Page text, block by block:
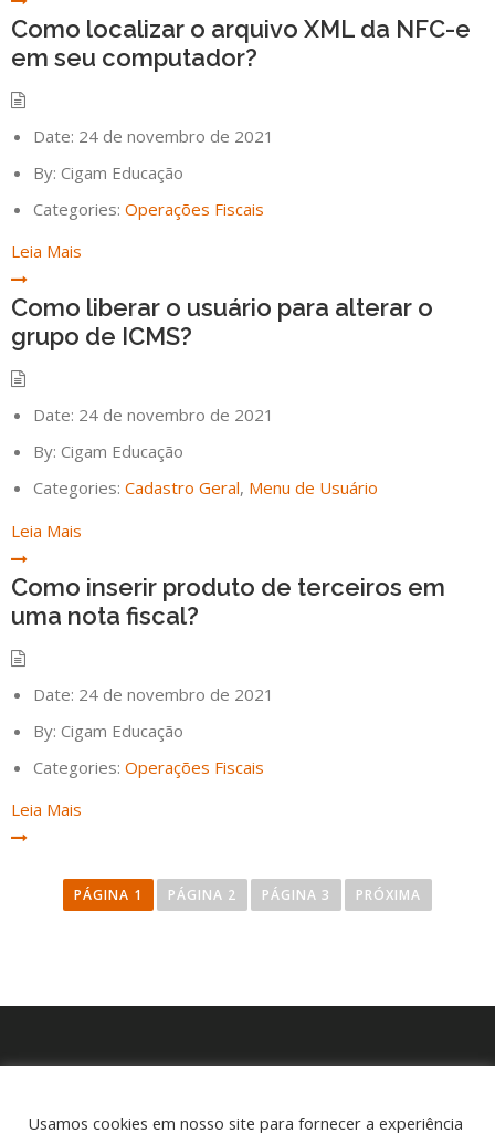
Como localizar o arquivo XML da NFC-e
em seu computador?
Date: 24 de novembro de 2021
By: Cigam Educação
Categories: Operações Fiscais
Leia Mais
Como liberar o usuário para alterar o
grupo de ICMS?
Date: 24 de novembro de 2021
By: Cigam Educação
Categories: Cadastro Geral, Menu de Usuário
Leia Mais
Como inserir produto de terceiros em
uma nota fiscal?
Date: 24 de novembro de 2021
By: Cigam Educação
Categories: Operações Fiscais
Leia Mais
a
ã
PÁGINA 1 PÁGINA 2 PÁGINA 3 PRÓXIMA
Usamos cookies em nosso site para fornecer a experiência